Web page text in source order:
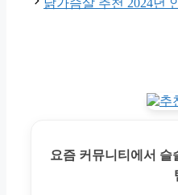
요즘 커뮤니티에서 슬